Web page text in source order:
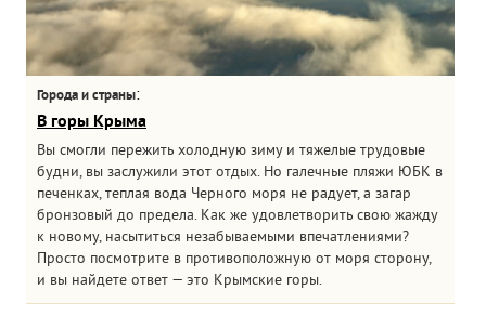
Города и страны:
В горы Крыма
Вы смогли пережить холодную зиму и тяжелые трудовые
будни, вы заслужили этот отдых. Но галечные пляжи ЮБК в
печенках, теплая вода Черного моря не радует, а загар
бронзовый до предела. Как же удовлетворить свою жажду
к новому, насытиться незабываемыми впечатлениями?
Просто посмотрите в противоположную от моря сторону,
и вы найдете ответ — это Крымские горы.